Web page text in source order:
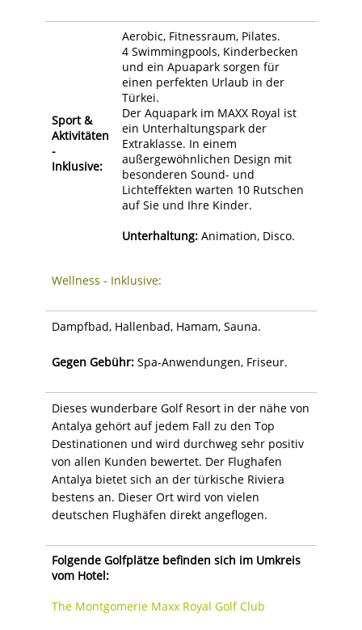
Sport &
Aktivitäten
-
Inklusive:
Aerobic, Fitnessraum, Pilates.
4 Swimmingpools, Kinderbecken
und ein Apuapark sorgen für
einen perfekten Urlaub in der
Türkei.
Der Aquapark im MAXX Royal ist
ein Unterhaltungspark der
Extraklasse. In einem
außergewöhnlichen Design mit
besonderen Sound- und
Lichteffekten warten 10 Rutschen
auf Sie und Ihre Kinder.
Unterhaltung: Animation, Disco.
Wellness - Inklusive:
Dampfbad, Hallenbad, Hamam, Sauna.
Gegen Gebühr: Spa-Anwendungen, Friseur.
Dieses wunderbare Golf Resort in der nähe von
Antalya gehört auf jedem Fall zu den Top
Destinationen und wird durchweg sehr positiv
von allen Kunden bewertet. Der Flughafen
Antalya bietet sich an der türkische Riviera
bestens an. Dieser Ort wird von vielen
deutschen Flughäfen direkt angeflogen.
Folgende Golfplätze befinden sich im Umkreis
vom Hotel:
The Montgomerie Maxx Royal Golf Club